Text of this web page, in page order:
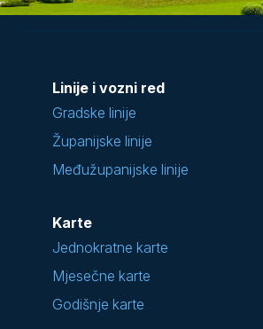
Linije i vozni red
Gradske linije
Županijske linije
Međužupanijske linije
Karte
Jednokratne karte
Mjesečne karte
Godišnje karte